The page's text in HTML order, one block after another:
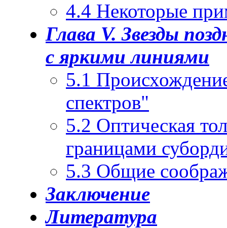
4.4 Некоторые
Глава V. Звезды
с яркими линиями
5.1
спектров"
5.2 Оптическая
границами
5.3 Общие
Заключение
Литература